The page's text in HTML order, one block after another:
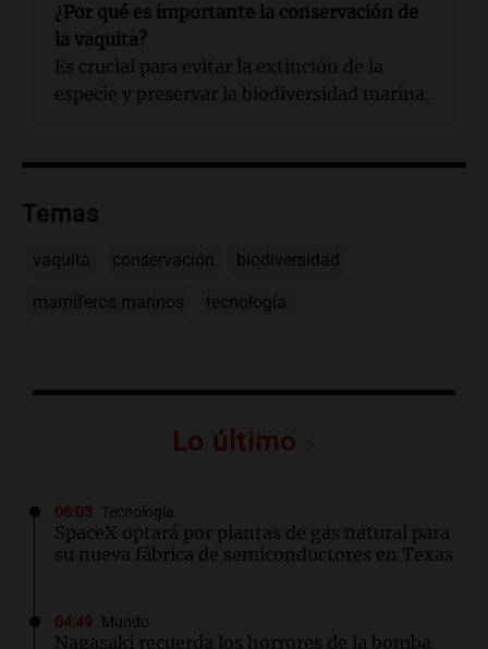
¿Por qué es importante la conservación de
la vaquita?
Es crucial para evitar la extinción de la
especie y preservar la biodiversidad marina.
Temas
vaquita conservación biodiversidad
mamíferos marinos tecnología
Lo último
06:03 Tecnología
SpaceX optará por plantas de gas natural para
su nueva fábrica de semiconductores en Texas
04:49 Mundo
Nagasaki recuerda los horrores de la bomba